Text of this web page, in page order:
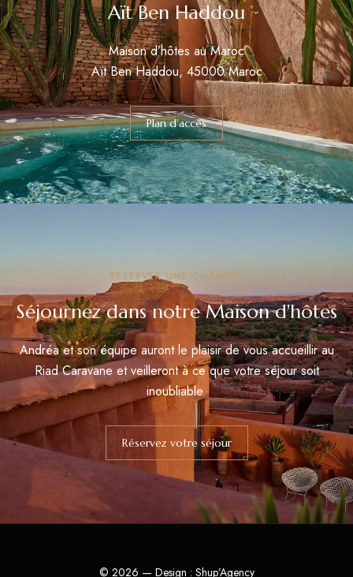
Aït Ben Haddou
Maison d’hôtes au Maroc
Aït Ben Haddou, 45000 Maroc
Plan d'accès
RÉSERVER UNE CHAMBRE
Séjournez dans notre Maison d'hôtes
Andréa et son équipe auront le plaisir de vous accueillir au
Riad Caravane et veilleront à ce que votre séjour soit
inoubliable.
Réservez votre séjour
© 2026 — Design : Shup’Agency